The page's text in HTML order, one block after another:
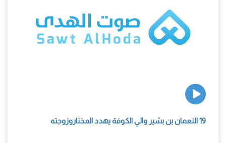
19 النعمان بن بشير والي الكوفة يهدد المختاروزوجته